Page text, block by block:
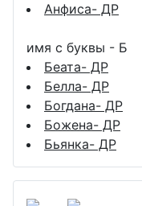
Анфиса- ДР
имя с буквы - Б
Беата- ДР
Белла- ДР
Богдана- ДР
Божена- ДР
Бьянка- ДР